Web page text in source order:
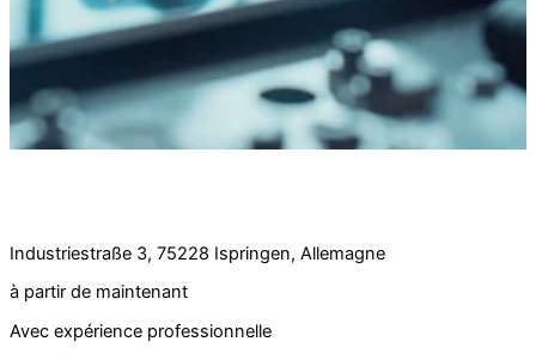
Industriestraße 3, 75228 Ispringen, Allemagne
à partir de maintenant
Avec expérience professionnelle